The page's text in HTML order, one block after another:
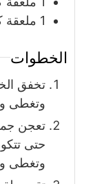
1 ملعقة
الخطوات
تخفق
وتغطى
تعجن
حتى
وتغطى